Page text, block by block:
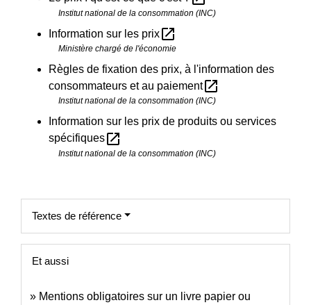
Institut national de la consommation (INC)
Information sur les prixopen_in_new
Ministère chargé de l'économie
Règles de fixation des prix, à l'information des
consommateurs et au paiementopen_in_new
Institut national de la consommation (INC)
Information sur les prix de produits ou services
spécifiquesopen_in_new
Institut national de la consommation (INC)
Textes de référence
Et aussi
Mentions obligatoires sur un livre papier ou